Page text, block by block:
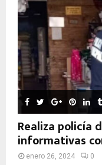
Realiza policía
informativas
enero 26, 2024 0